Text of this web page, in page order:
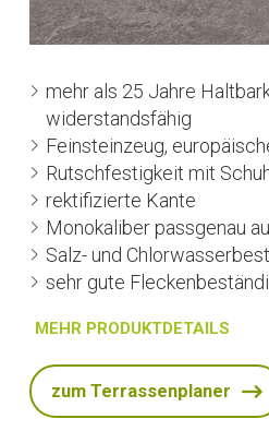
mehr als 25 Jahre
widerstandsfähig
Feinsteinzeug,
Rutschfestigkeit mit
rektifizierte Kante
Monokaliber passgenau
Salz- und
sehr gute
MEHR PRODUKTDETAILS
zum Terrassenplaner